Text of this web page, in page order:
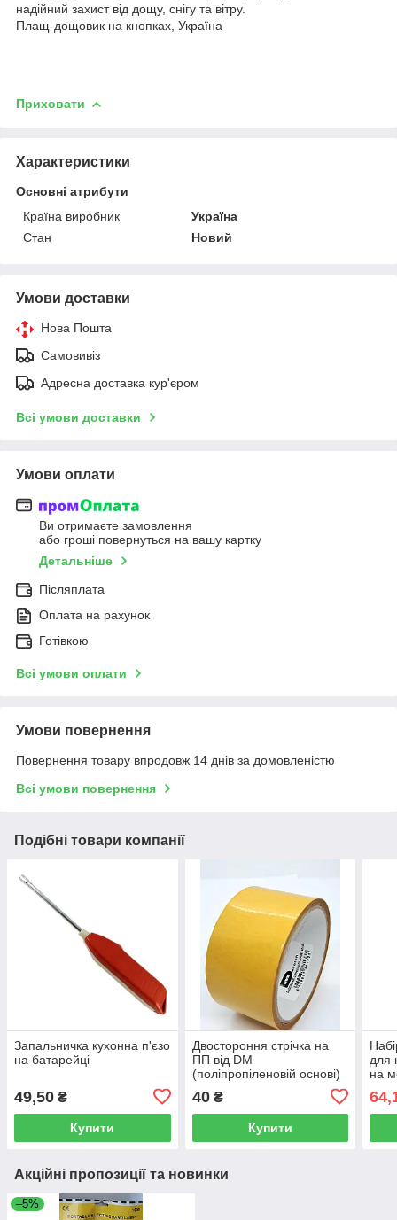
надійний захист від дощу, снігу та вітру.
Плащ-дощовик на кнопках, Україна
Приховати
Характеристики
Основні атрибути
Країна виробник
Україна
Стан
Новий
Умови доставки
Нова Пошта
Самовивіз
Адресна доставка кур'єром
Всі умови доставки
Умови оплати
Ви отримаєте замовлення
або гроші повернуться на вашу картку
Детальніше
Післяплата
Оплата на рахунок
Готівкою
Всі умови оплати
Умови повернення
Повернення товару впродовж 14 днів за домовленістю
Всі умови повернення
Подібні товари компанії
Запальничка кухонна п'єзо
на батарейці
49,50 ₴
Купити
Двостороння стрічка на
ПП від DM
(поліпропіленовій основі)
40₴
Купити
для
на
Акційні пропозиції та новинки
–5%